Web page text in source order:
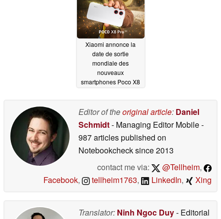
Xiaomi annonce la
date de sortie
mondiale des
nouveaux
smartphones Poco X8
Editor of theoriginal article: Daniel
Schmidt- Managing Editor Mobile-
987 articles published on
Notebookchecksince 2013
contact me via:
@Tellheim,
Facebook, tellheim1763, LinkedIn, Xing
Translator: Ninh Ngoc Duy- Editorial